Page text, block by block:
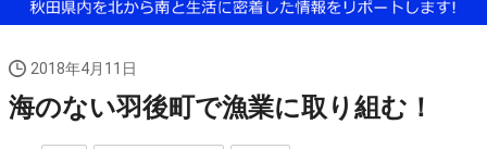
2018年4月11日
海のない羽後町で漁業に取り組む！